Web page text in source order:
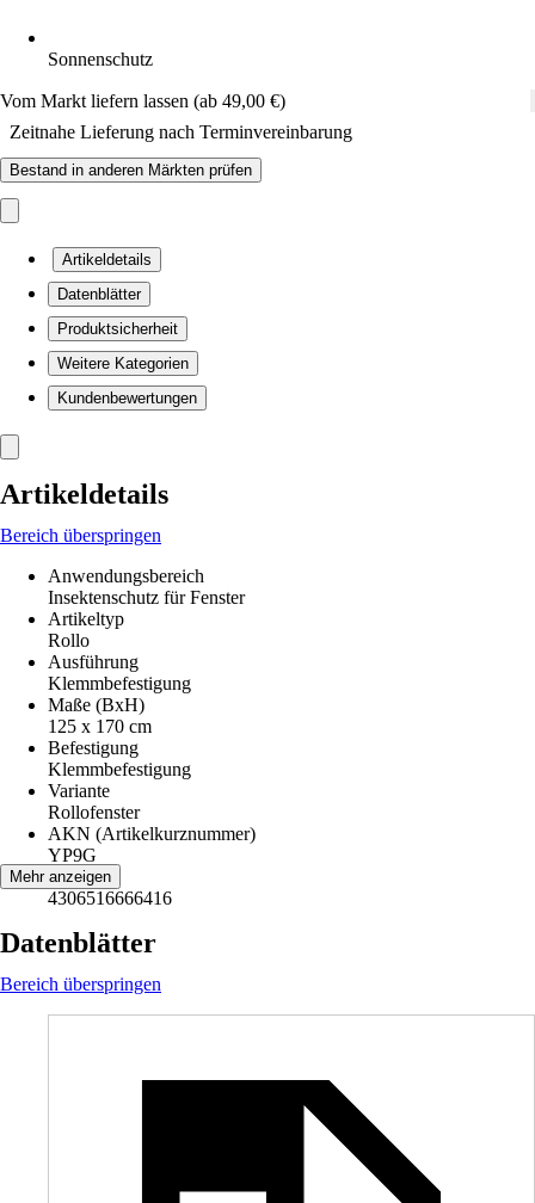
Sonnenschutz
Vom Markt liefern lassen (ab 49,00 €)
Zeitnahe Lieferung nach Terminvereinbarung
Bestand in anderen Märkten prüfen
Artikeldetails
Datenblätter
Produktsicherheit
Weitere Kategorien
Kundenbewertungen
Artikeldetails
Bereich überspringen
Anwendungsbereich
Insektenschutz für Fenster
Artikeltyp
Rollo
Ausführung
Klemmbefestigung
Maße (BxH)
125 x 170 cm
Befestigung
Klemmbefestigung
Variante
Rollofenster
AKN (Artikelkurznummer)
YP9G
EAN
4306516666416
Mehr anzeigen
Datenblätter
Bereich überspringen